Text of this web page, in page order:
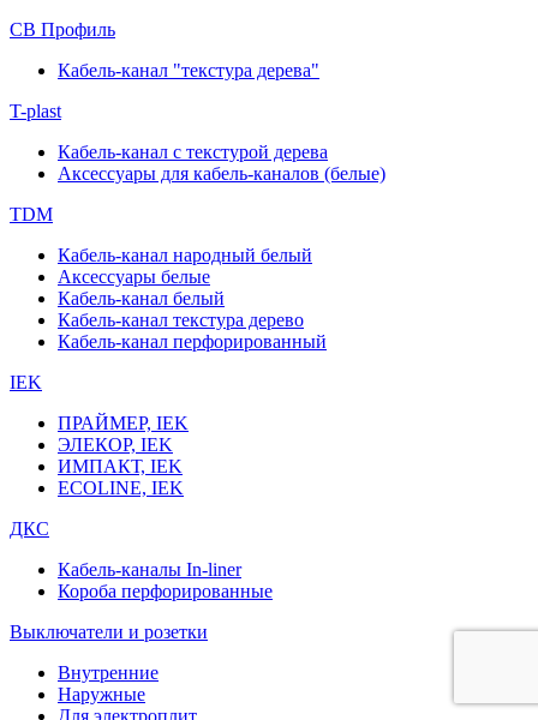
СВ Профиль
Кабель-канал "текстура дерева"
T-plast
Кабель-канал с текстурой дерева
Аксессуары для кабель-каналов (белые)
TDM
Кабель-канал народный белый
Аксессуары белые
Кабель-канал белый
Кабель-канал текстура дерево
Кабель-канал перфорированный
IEK
ПРАЙМЕР, IEK
ЭЛЕКОР, IEK
ИМПАКТ, IEK
ECOLINE, IEK
ДКС
Кабель-каналы In-liner
Короба перфорированные
Выключатели и розетки
Внутренние
Наружные
Для электроплит